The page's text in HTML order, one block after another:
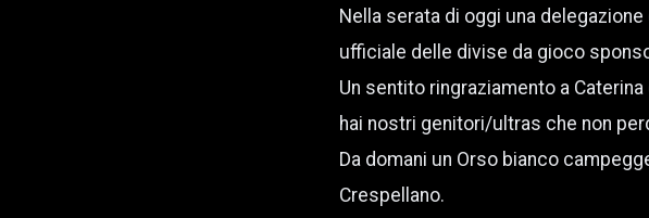
Nella serata di oggi una delegazione
ufficiale delle divise da gioco
Un sentito ringraziamento a
hai nostri genitori/ultras che non
Da domani un Orso bianco
Crespellano.